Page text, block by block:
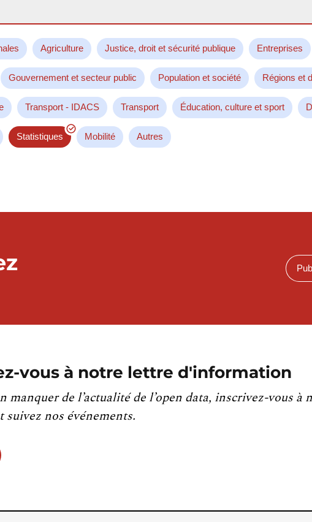
Agriculture Justice, droit et sécurité publique Entreprises
Gouvernement et secteur public Population et société Régions et
Transport - IDACS Transport Éducation, culture et sport
Statistiques Mobilité Autres
vous à notre lettre d'information
manquer de l’actualité de l’open data, inscrivez-vous à
nos événements.